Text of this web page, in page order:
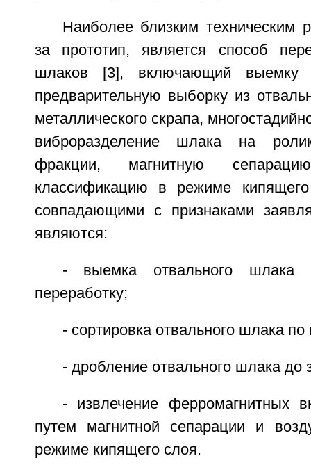
Наиболее близким техническим
за прототип, является способ
шлаков [3], включающий выемку
предварительную выборку из
металлического скрапа,
виброразделение шлака на
фракции, магнитную
классификацию в режиме
совпадающими с признаками
являются:
- выемка отвального
переработку;
- сортировка отвального шлака по
- дробление отвального шлака до
- извлечение ферромагнитных
путем магнитной сепарации и
режиме кипящего слоя.